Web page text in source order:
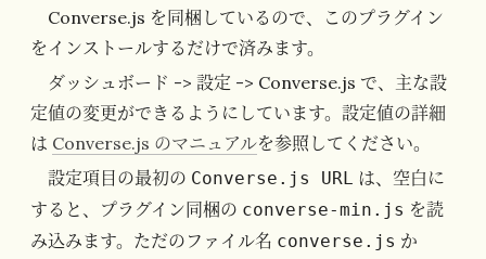
Converse.js を同梱しているので、このプラグイン
をインストールするだけで済みます。
ダッシュボード -> 設定 -> Converse.js で、主な設
定値の変更ができるようにしています。設定値の詳細
は Converse.js のマニュアルを参照してください。
設定項目の最初の Converse.js URL は、空白に
すると、プラグイン同梱の converse-min.js を読
み込みます。ただのファイル名 converse.js か